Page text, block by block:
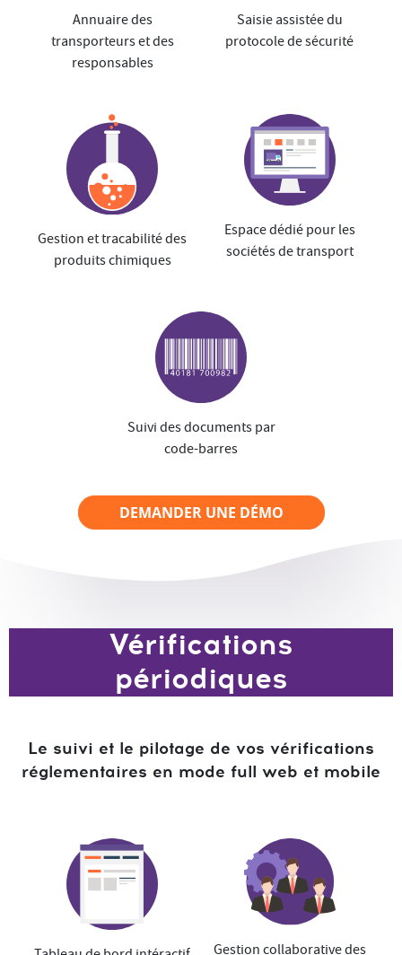
Annuaire des
transporteurs et des
responsables
Saisie assistée du
protocole de sécurité
Gestion et tracabilité des
produits chimiques
Espace dédié pour les
sociétés de transport
Suivi des documents par
code-barres
DEMANDER UNE DÉMO
Vérifications
périodiques
Le suivi et le pilotage de vos vérifications
réglementaires en mode full web et mobile
Gestion collaborative des